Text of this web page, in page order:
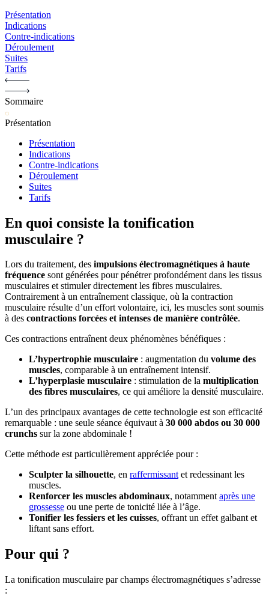
Présentation
Indications
Contre-indications
Déroulement
Suites
Tarifs
Sommaire
Présentation
Présentation
Indications
Contre-indications
Déroulement
Suites
Tarifs
En quoi consiste la tonification
musculaire ?
Lors du traitement, des impulsions électromagnétiques à haute
fréquence sont générées pour pénétrer profondément dans les tissus
musculaires et stimuler directement les fibres musculaires.
Contrairement à un entraînement classique, où la contraction
musculaire résulte d’un effort volontaire, ici, les muscles sont soumis
à des contractions forcées et intenses de manière contrôlée.
Ces contractions entraînent deux phénomènes bénéfiques :
L’hypertrophie musculaire : augmentation du volume des
muscles, comparable à un entraînement intensif.
L’hyperplasie musculaire : stimulation de la multiplication
des fibres musculaires, ce qui améliore la densité musculaire.
L’un des principaux avantages de cette technologie est son efficacité
remarquable : une seule séance équivaut à 30 000 abdos ou 30 000
crunchs sur la zone abdominale !
Cette méthode est particulièrement appréciée pour :
Sculpter la silhouette, en raffermissantet redessinant les
muscles.
Renforcer les muscles abdominaux, notammentaprès une
grossesse ou une perte de tonicité liée à l’âge.
Tonifier les fessiers et les cuisses, offrant un effet galbant et
liftant sans effort.
Pour qui ?
La tonification musculaire par champs électromagnétiques s’adresse
: